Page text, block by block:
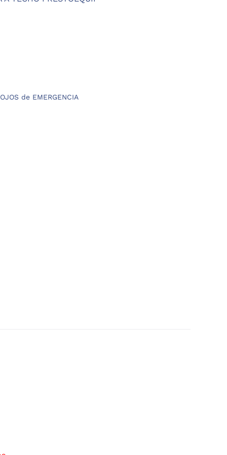
€.
de EMERGENCIA